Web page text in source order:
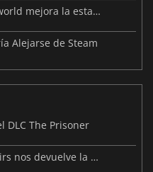
La última actualización de Palworld mejora la estabilidad
Alejarse de Steam
DLC The Prisoner
ReStory: Chill Electronics Repairs nos devuelve la nostalgia de los 2000